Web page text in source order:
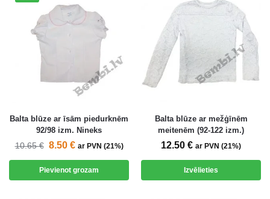
Balta blūze ar īsām piedurknēm
92/98 izm. Nineks
10.65€ 8.50 € ar PVN (21%)
Pievienot grozam
Balta blūze ar mežģīnēm
meitenēm (92-122 izm.)
12.50 € ar PVN (21%)
Izvēlieties